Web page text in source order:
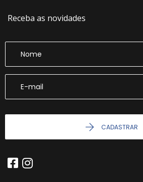
Receba as novidades
CADASTRAR